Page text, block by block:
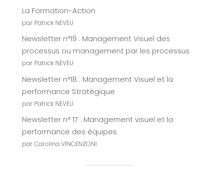
La Formation-Action
par Patrick NEVEU
Newsletter n°19 : Management Visuel des
processus ou management par les processus
par Patrick NEVEU
Newsletter n°18 : Management Visuel et la
performance Stratégique
par Patrick NEVEU
Newsletter n° 17 : Management visuel et la
performance des équipes
par Carolina VINCENZONI